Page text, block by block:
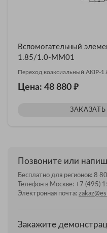
Вспомогательный
1.85/1.0-MM01
Переход коаксиальный AKIP-
Цена: 48 880 ₽
Позвоните или
Бесплатно для регионов: 8
Телефон в Москве: +7 (495)
Электронная почта:
Закажите